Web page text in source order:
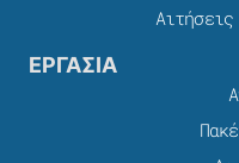
ΕΡΓΑΣΙΑ